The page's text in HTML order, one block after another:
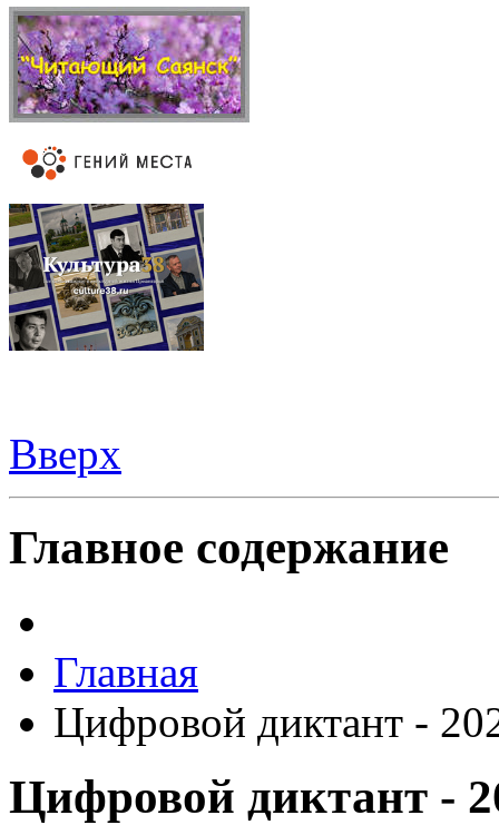
Вверх
Главное содержание
Главная
Цифровой диктант -
Цифровой диктант -